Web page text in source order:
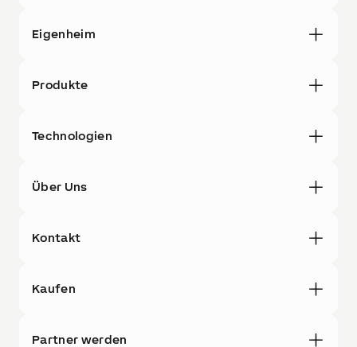
Eigenheim
Produkte
Technologien
Über Uns
Kontakt
Kaufen
Partner werden